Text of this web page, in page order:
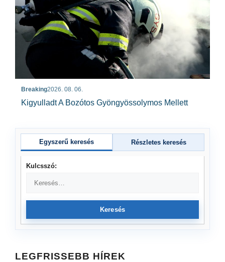
Breaking2026. 08. 06.
Kigyulladt A Bozótos Gyöngyössolymos Mellett
Egyszerű keresés Részletes keresés
Kulcsszó:
Keresés
LEGFRISSEBB HÍREK